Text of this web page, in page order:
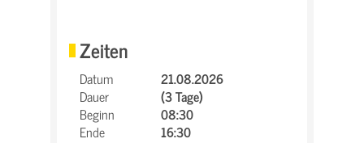
Zeiten
Datum
21.08.2026
Dauer
(3 Tage)
Beginn
08:30
Ende
16:30